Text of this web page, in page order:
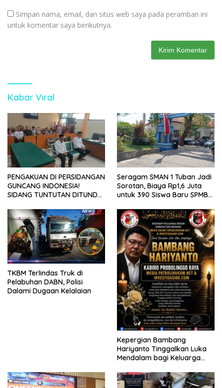
Simpan nama, email, dan situs web saya pada peramban ini
untuk komentar saya berikutnya.
Kabar Viral
PENGAKUAN DI PERSIDANGAN
GUNCANG INDONESIA!
SIDANG TUNTUTAN DITUNDA,
MENGAMUK DI PN MALANG
Seragam SMAN 1 Tuban Jadi
Sorotan, Biaya Rp1,6 Juta
untuk 390 Siswa Baru SPMB
TKBM Terlindas Truk di
Pelabuhan DABN, Polisi
Dalami Dugaan Kelalaian
Kepergian Bambang
Hariyanto Tinggalkan Luka
Mendalam bagi Keluarga